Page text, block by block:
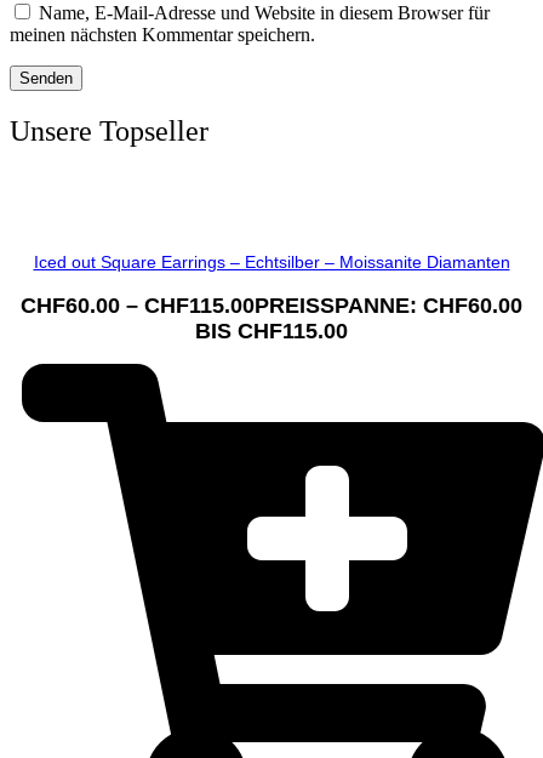
Name, E-Mail-Adresse und Website in diesem Browser für
meinen nächsten Kommentar speichern.
Unsere Topseller
Iced out Square Earrings – Echtsilber – Moissanite Diamanten
CHF60.00 – CHF115.00PREISSPANNE: CHF60.00
BIS CHF115.00